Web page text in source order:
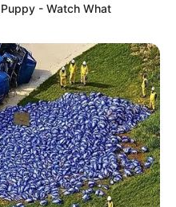
- Watch What